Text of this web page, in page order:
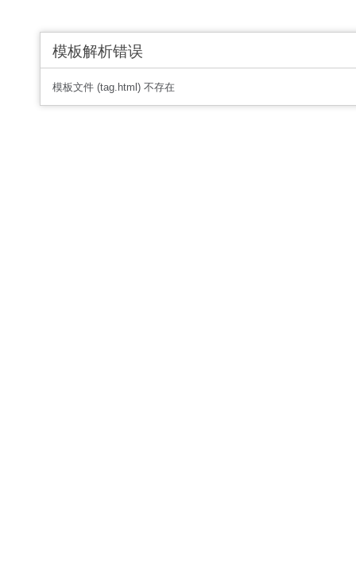
模板解析错误
模板文件 (tag.html) 不存在